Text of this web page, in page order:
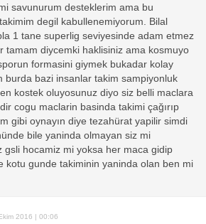
savunurum desteklerim ama bu
degil kabullenemiyorum. Bilal
1 tane superlig seviyesinde adam etmez
tamam diycemki haklisiniz ama kosmuyo
formasini giymek bukadar kolay
burda bazi insanlar takim sampiyonluk
kostek oluyosunuz diyo siz belli maclara
cogu maclarin basinda takimi çağırıp
gibi oynayın diye tezahürat yapilir simdi
bile yaninda olmayan siz mi
gsli hocamiz mi yoksa her maca gidip
kotu gunde takiminin yaninda olan ben mi
2016 | 00:06